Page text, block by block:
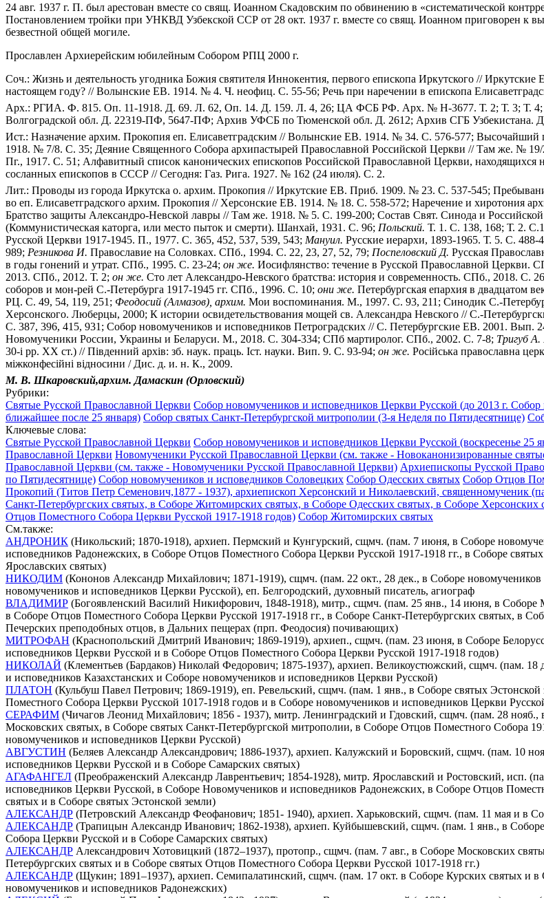
24 авг. 1937 г. П. был арестован вместе со свящ. Иоанном Скадовским по обвинению в «систематической
Постановлением тройки при УНКВД Узбекской ССР от 28 окт. 1937 г. вместе со свящ. Иоанном приговорен к
безвестной общей могиле.
Прославлен Архиерейским юбилейным Собором РПЦ 2000 г.
Соч.: Жизнь и деятельность угодника Божия святителя Иннокентия, первого епископа Иркутского //
настоящем году? // Волынские ЕВ. 1914. № 4. Ч. неофиц. С. 55-56; Речь при наречении в епископа
Арх.: РГИА. Ф. 815. Оп. 11-1918. Д. 69. Л. 62, Оп. 14. Д. 159. Л. 4, 26; ЦА ФСБ РФ. Арх. № Н-3677. Т. 2; Т. 3; Т.
Волгоградской обл. Д. 22319-ПФ, 5647-ПФ; Архив УФСБ по Тюменской обл. Д. 2612; Архив СГБ Узбекистана.
Ист.: Назначение архим. Прокопия еп. Елисаветградским // Волынские ЕВ. 1914. № 34. С. 576-577;
1918. № 7/8. С. 35; Деяние Священного Собора архипастырей Православной Российской Церкви // Там же. №
Пг., 1917. С. 51; Алфавитный список канонических епископов Российской Православной Церкви,
сосланных епископов в СССР // Сегодня: Газ. Рига. 1927. № 162 (24 июля). С. 2.
Лит.: Проводы из города Иркутска о. архим. Прокопия // Иркутские ЕВ. Приб. 1909. № 23. С. 537-545;
во еп. Елисаветградского архим. Прокопия // Херсонские ЕВ. 1914. № 18. С. 558-572; Наречение и хиротония
Братство защиты Александро-Невской лавры // Там же. 1918. № 5. С. 199-200; Состав Свят. Синода и
(Коммунистическая каторга, или место пыток и смерти). Шанхай, 1931. С. 96; Польский. Т. 1. С. 138, 168; Т. 2.
Русской Церкви 1917-1945. П., 1977. С. 365, 452, 537, 539, 543; Мануил. Русские иерархи, 1893-1965. Т. 5. С.
989; Резникова И. Православие на Соловках. СПб., 1994. С. 22, 23, 27, 52, 79; Поспеловский Д. Русская
в годы гонений и утрат. СПб., 1995. С. 23-24; он же. Иосифлянство: течение в Русской Православной Церкви.
2013. СПб., 2012. Т. 2; он же. Сто лет Александро-Невского братства: история и современность. СПб., 2018. С.
соборов и мон-рей С.-Петербурга 1917-1945 гг. СПб., 1996. С. 10; они же. Петербургская епархия в двадцатом
РЦ. С. 49, 54, 119, 251; Феодосий (Алмазов), архим. Мои воспоминания. М., 1997. С. 93, 211; Синодик С.-
Херсонского. Люберцы, 2000; К истории освидетельствования мощей св. Александра Невского // С.-
С. 387, 396, 415, 931; Собор новомучеников и исповедников Петроградских // С. Петербургские ЕВ. 2001. Вып.
Новомученики России, Украины и Беларуси. М., 2018. С. 304-334; СПб мартиролог. СПб., 2002. С. 7-8; Тригуб
30-i рр. ХХ ст.) // Пiвденний архiв: зб. наук. праць. Iст. науки. Вип. 9. С. 93-94; он же. Росiйська православна
мiжконфесiйнi вiдносини / Дис. д. и. н. К., 2009.
М. В. Шкаровский,архим. Дамаскин (Орловский)
Рубрики:
Святые Русской Православной Церкви Собор новомучеников и исповедников Церкви Русской (до 2013 г.
ближайшее после 25 января) Собор святых Санкт-Петербургской митрополии (3-я Неделя по Пятидесятнице)
Ключевые слова:
Святые Русской Православной Церкви Собор новомучеников и исповедников Церкви Русской (воскресенье 25
Православной Церкви Новомученики Русской Православной Церкви (см. также - Новоканонизированные
Православной Церкви (см. также - Новомученики Русской Православной Церкви) Архиепископы Русской
по Пятидесятнице) Собор новомучеников и исповедников Соловецких Собор Одесских святых Собор Отцов
Прокопий (Титов Петр Семенович,1877 - 1937), архиепископ Херсонский и Николаевский, священномученик
Санкт-Петербургских святых, в Соборе Житомирских святых, в Соборе Одесских святых, в Соборе
Отцов Поместного Собора Церкви Русской 1917-1918 годов) Собор Житомирских святых
См.также:
АНДРОНИК (Никольский; 1870-1918), архиеп. Пермский и Кунгурский, сщмч. (пам. 7 июня, в Соборе
исповедников Радонежских, в Соборе Отцов Поместного Собора Церкви Русской 1917-1918 гг., в Соборе
Ярославских святых)
НИКОДИМ (Кононов Александр Михайлович; 1871-1919), сщмч. (пам. 22 окт., 28 дек., в Соборе
новомучеников и исповедников Церкви Русской), еп. Белгородский, духовный писатель, агиограф
ВЛАДИМИР (Богоявленский Василий Никифорович, 1848-1918), митр., сщмч. (пам. 25 янв., 14 июня, в Соборе
в Соборе Отцов Поместного Собора Церкви Русской 1917-1918 гг., в Соборе Санкт-Петербургских святых, в
Печерских преподобных отцов, в Дальних пещерах (прп. Феодосия) почивающих)
МИТРОФАН (Краснопольский Дмитрий Иванович; 1869-1919), архиеп., сщмч. (пам. 23 июня, в Соборе
исповедников Церкви Русской и в Соборе Отцов Поместного Собора Церкви Русской 1917-1918 годов)
НИКОЛАЙ (Клементьев (Бардаков) Николай Федорович; 1875-1937), архиеп. Великоустюжский, сщмч. (пам.
и исповедников Казахстанских и Соборе новомучеников и исповедников Церкви Русской)
ПЛАТОН (Кульбуш Павел Петрович; 1869-1919), еп. Ревельский, сщмч. (пам. 1 янв., в Соборе святых
Поместного Собора Церкви Русской 1017-1918 годов и в Соборе новомучеников и исповедников Церкви
СЕРАФИМ (Чичагов Леонид Михайлович; 1856 - 1937), митр. Ленинградский и Гдовский, сщмч. (пам. 28
Московских святых, в Соборе святых Санкт-Петербургской митрополии, в Соборе Отцов Поместного Собора
новомучеников и исповедников Церкви Русской)
АВГУСТИН (Беляев Александр Александрович; 1886-1937), архиеп. Калужский и Боровский, сщмч. (пам. 10
исповедников Церкви Русской и в Соборе Самарских святых)
АГАФАНГЕЛ (Преображенский Александр Лаврентьевич; 1854-1928), митр. Ярославский и Ростовский, исп.
исповедников Церкви Русской, в Соборе Новомучеников и исповедников Радонежских, в Соборе Отцов
святых и в Соборе святых Эстонской земли)
АЛЕКСАНДР (Петровский Александр Феофанович; 1851- 1940), архиеп. Харьковский, сщмч. (пам. 11 мая и в
АЛЕКСАНДР (Трапицын Александр Иванович; 1862-1938), архиеп. Куйбышевский, сщмч. (пам. 1 янв., в
Собора Церкви Русской и в Соборе Самарских святых)
АЛЕКСАНДР Александрович Хотовицкий (1872–1937), протопр., сщмч. (пам. 7 авг., в Соборе Московских
Петербургских святых и в Соборе святых Отцов Поместного Собора Церкви Русской 1017-1918 гг.)
АЛЕКСАНДР (Щукин; 1891–1937), архиеп. Семипалатинский, сщмч. (пам. 17 окт. в Соборе Курских святых и
новомучеников и исповедников Радонежских)